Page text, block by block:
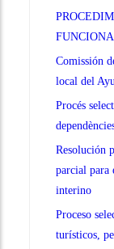
Comissión
local del
Procés
Resolución
parcial para
interino
Proceso
turísticos,